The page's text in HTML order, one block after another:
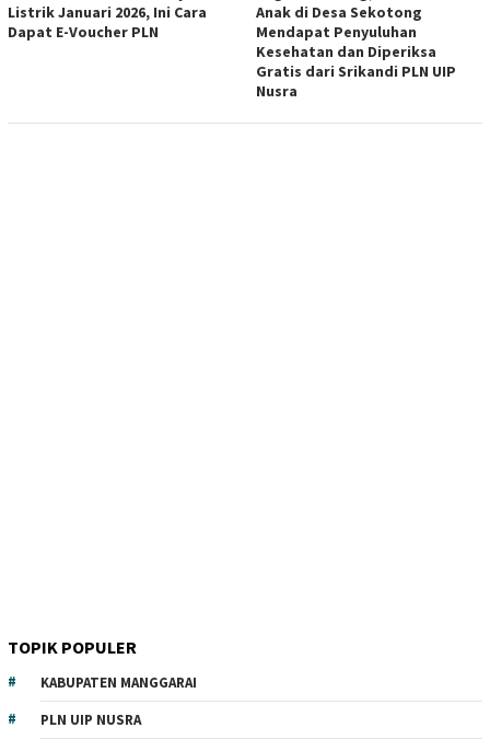
Listrik Januari 2026, Ini Cara
Dapat E-Voucher PLN
Anak di Desa Sekotong
Mendapat Penyuluhan
Kesehatan dan Diperiksa
Gratis dari Srikandi PLN UIP
Nusra
TOPIK POPULER
KABUPATEN MANGGARAI
PLN UIP NUSRA